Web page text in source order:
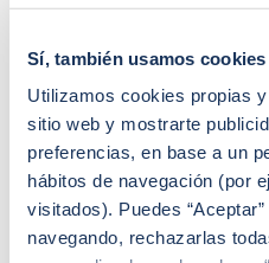
Sí, también usamos cookies
Utilizamos cookies propias
sitio web y mostrarte
preferencias, en base a un
hábitos de navegación (por
visitados). Puedes
navegando, rechazarlas
¿Dónde puedo contactar
¿Se puede cambiar de
Si baja el euríbor, ¿baja la
¿Qué euríbor se aplica
¿De qué depende la
¿Qué es la extinción de
compensación